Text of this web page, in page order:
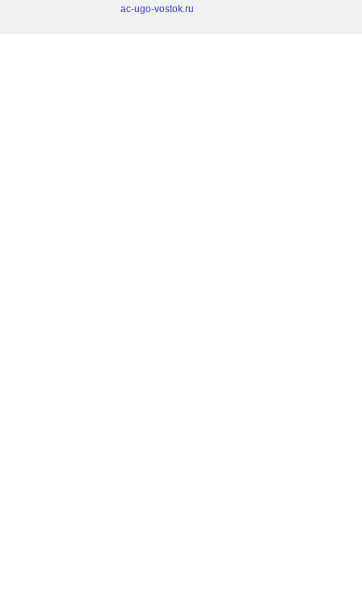
ac-ugo-vostok.ru